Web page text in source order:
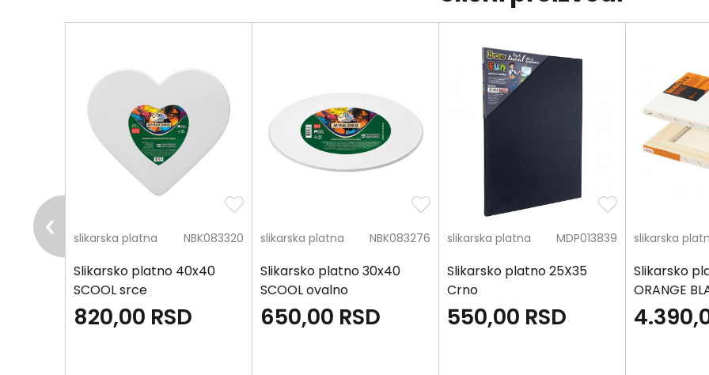
slikarska platna NBK083320
Slikarsko platno 40x40
SCOOL srce
820,00 RSD
slikarska platna NBK083276
Slikarsko platno 30x40
SCOOL ovalno
650,00 RSD
slikarska platna MDP013839
Slikarsko platno 25X35
Crno
550,00 RSD
slikarska
Slikarsko
ORANGE